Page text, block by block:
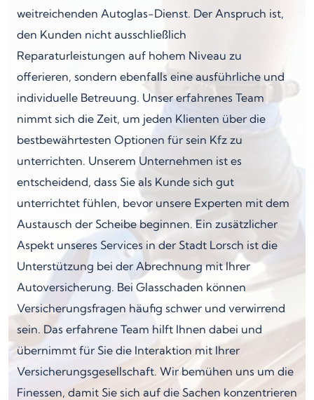
weitreichenden Autoglas-Dienst. Der Anspruch ist,
den Kunden nicht ausschließlich
Reparaturleistungen auf hohem Niveau zu
offerieren, sondern ebenfalls eine ausführliche und
individuelle Betreuung. Unser erfahrenes Team
nimmt sich die Zeit, um jeden Klienten über die
bestbewährtesten Optionen für sein Kfz zu
unterrichten. Unserem Unternehmen ist es
entscheidend, dass Sie als Kunde sich gut
unterrichtet fühlen, bevor unsere Experten mit dem
Austausch der Scheibe beginnen. Ein zusätzlicher
Aspekt unseres Services in der Stadt Lorsch ist die
Unterstützung bei der Abrechnung mit Ihrer
Autoversicherung. Bei Glasschaden können
Versicherungsfragen häufig schwer und verwirrend
sein. Das erfahrene Team hilft Ihnen dabei und
übernimmt für Sie die Interaktion mit Ihrer
Versicherungsgesellschaft. Wir bemühen uns um die
Finessen, damit Sie sich auf die Sachen konzentrieren